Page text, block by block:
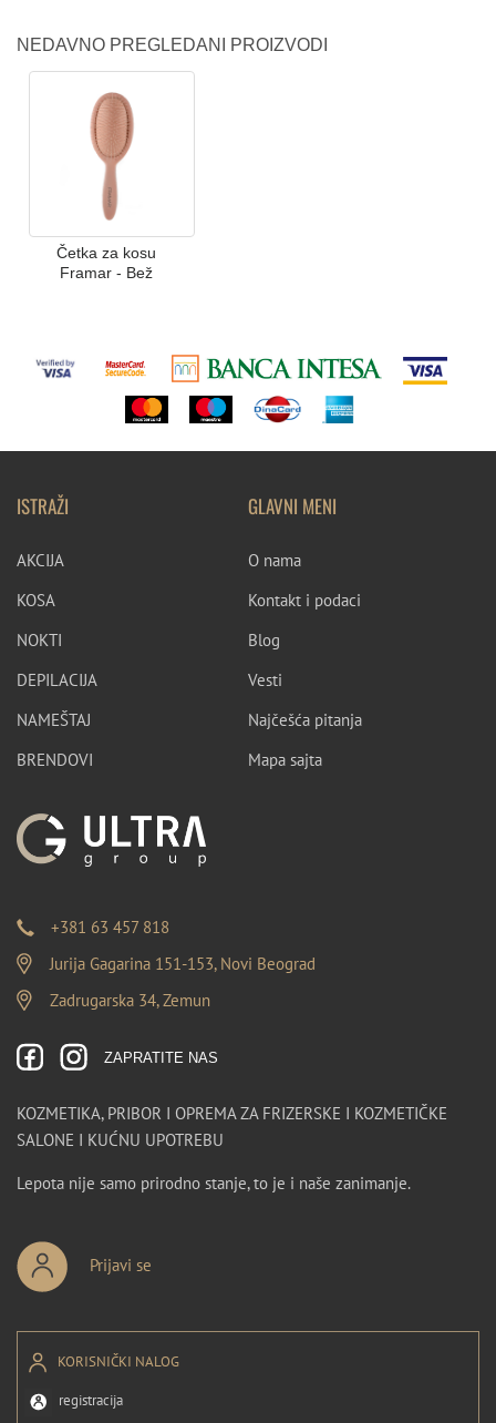
NEDAVNO PREGLEDANI PROIZVODI
Četka za kosu
Framar - Bež
ISTRAŽI
AKCIJA
KOSA
NOKTI
DEPILACIJA
NAMEŠTAJ
BRENDOVI
GLAVNI MENI
O nama
Kontakt i podaci
Blog
Vesti
Najčešća pitanja
Mapa sajta
+381 63 457 818
Jurija Gagarina 151-153, Novi Beograd
Zadrugarska 34, Zemun
ZAPRATITE NAS
KOZMETIKA, PRIBOR I OPREMA ZA FRIZERSKE I KOZMETIČKE
SALONE I KUĆNU UPOTREBU
Lepota nije samo prirodno stanje, to je i naše zanimanje.
Prijavi se
KORISNIČKI NALOG
registracija